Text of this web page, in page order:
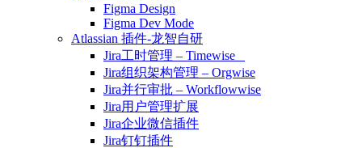
Figma Design
Figma Dev Mode
Atlassian 插件-龙智自研
Jira工时管理 – Timewise
Jira组织架构管理 – Orgwise
Jira并行审批 – Workflowwise
Jira用户管理扩展
Jira企业微信插件
Jira钉钉插件